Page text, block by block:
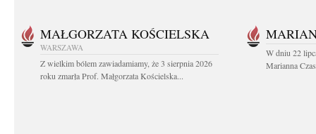
MAŁGORZATA KOŚCIELSKA
WARSZAWA
Z wielkim bólem zawiadamiamy, że 3 sierpnia 2026
roku zmarła Prof. Małgorzata Kościelska...
W dniu 22
Marianna